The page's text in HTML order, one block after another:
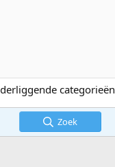
categorieën
Zoek